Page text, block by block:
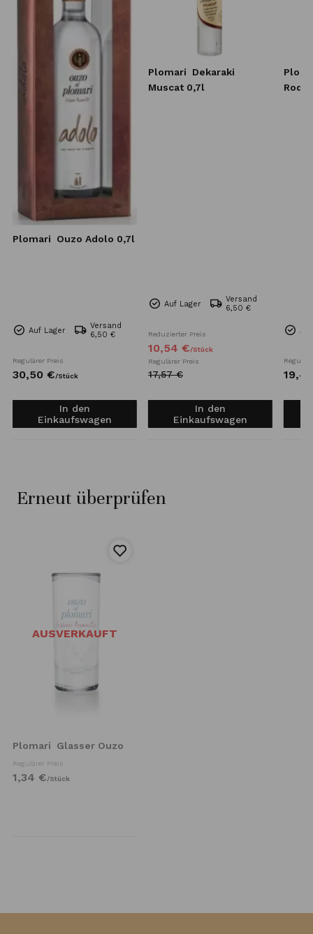
Plomari Ouzo Adolo 0,7l
Auf Lager
Versand
6,50 €
Regulärer Preis
30,50 €/Stück
In den
Einkaufswagen
Plomari
Dekaraki
Muscat 0,7l
Auf Lager
Versand
6,50 €
Reduzierter Preis
10,54 €/Stück
Regulärer Preis
17,57 €
In den
Einkaufswagen
19,
Erneut überprüfen
AUSVERKAUFT
Plomari Glasser Ouzo
Regulärer Preis
1,34 €/Stück